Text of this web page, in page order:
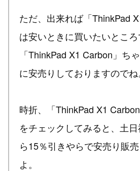
ただ、出来れば「ThinkPad
は安いときに買いたいとこ
「ThinkPad X1 Carbon」ち
に安売りしておりますのでね
時折、「ThinkPad X1
をチェックしてみると、土
ら15％引きやらで安売り販
よ。